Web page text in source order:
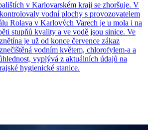
v Karlovarském kraji se zhoršuje. V
vodní plochy s provozovatelem
Rolava v Karlových Varech je u mola i na
stupňů kvality a ve vodě jsou sinice. Ve
je už od konce července zákaz
vodním květem, chlorofylem-a a
vyplývá z aktuálních údajů na
hygienické stanice.